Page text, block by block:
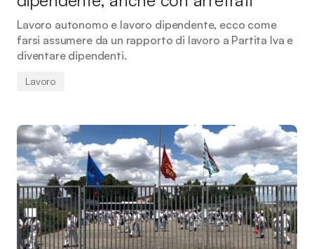
Lavoro autonomo e lavoro dipendente, ecco come
farsi assumere da un rapporto di lavoro a Partita Iva e
diventare dipendenti.
Lavoro